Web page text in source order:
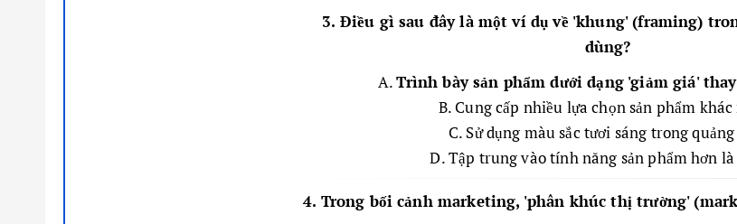
3. Điều gì sau đây là một ví dụ về 'khung' (framing)
dùng?
A.Trình bày sản phẩm dưới dạng 'giảm giá'
B. Cung cấp nhiều lựa chọn sản phẩm
C. Sử dụng màu sắc tươi sáng trong
D. Tập trung vào tính năng sản phẩm hơn
4. Trong bối cảnh marketing, 'phân khúc thị trường'